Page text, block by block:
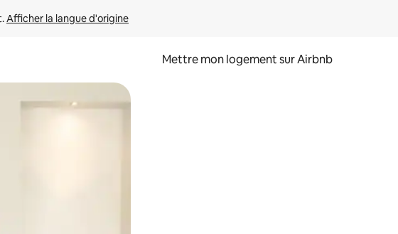
Afficher la langue d'origine
Mettre mon logement sur Airbnb